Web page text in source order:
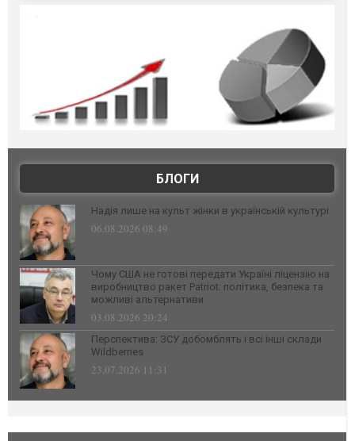
БЛОГИ
Надія лише на культ жінки в українській культурі
06.08.2026 08:49
Чому США не готові передати Україні ліцензію на
виробництво ракет Patriot: політика, безпека та
можливі альтернативи
03.08.2026 20:24
Перспектива: ЗСУ добомблять і всі інші склади
Wildberries
23.07.2026 11:31